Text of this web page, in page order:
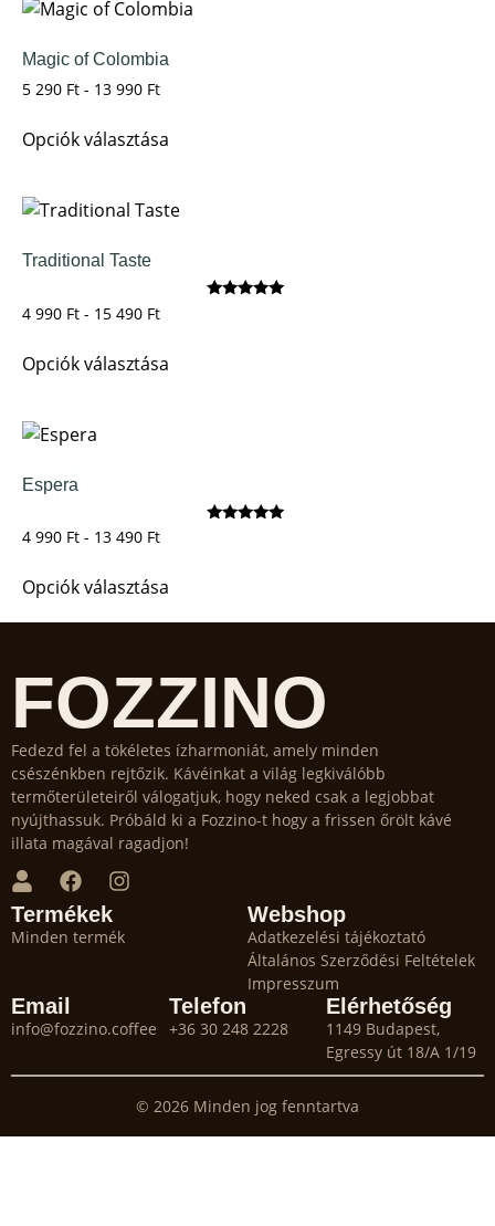
Magic of Colombia
5 290 Ft - 13 990 Ft
Opciók választása
Traditional Taste
4 990 Ft - 15 490 Ft
Opciók választása
Espera
4 990 Ft - 13 490 Ft
Opciók választása
FOZZINO
Fedezd fel a tökéletes ízharmoniát, amely minden
csészénkben rejtőzik. Kávéinkat a világ legkiválóbb
termőterületeiről válogatjuk, hogy neked csak a legjobbat
nyújthassuk. Próbáld ki a Fozzino-t hogy a frissen őrölt kávé
illata magával ragadjon!
Termékek
Minden termék
Webshop
Adatkezelési tájékoztató
Általános Szerződési Feltételek
Impresszum
Email
info@fozzino.coffee
Telefon
+36 30 248 2228
Elérhetőség
1149 Budapest,
Egressy út 18/A 1/19
© 2026 Minden jog fenntartva